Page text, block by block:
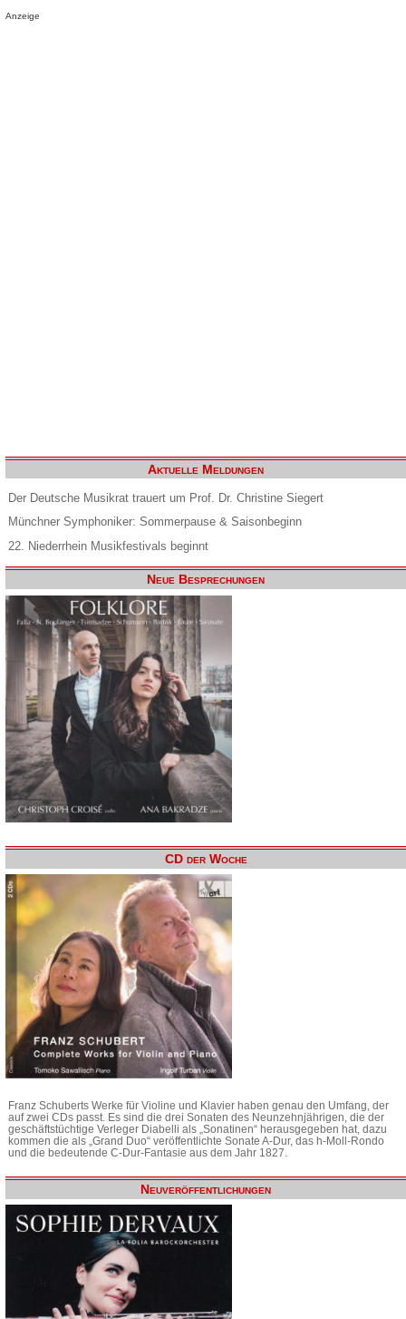
Anzeige
Aktuelle Meldungen
Der Deutsche Musikrat trauert um Prof. Dr. Christine Siegert
Münchner Symphoniker: Sommerpause & Saisonbeginn
22. Niederrhein Musikfestivals beginnt
Neue Besprechungen
CD der Woche
Franz Schuberts Werke für Violine und Klavier haben genau den Umfang, der
auf zwei CDs passt. Es sind die drei Sonaten des Neunzehnjährigen, die der
geschäftstüchtige Verleger Diabelli als „Sonatinen“ herausgegeben hat, dazu
kommen die als „Grand Duo“ veröffentlichte Sonate A-Dur, das h-Moll-Rondo
und die bedeutende C-Dur-Fantasie aus dem Jahr 1827.
Neuveröffentlichungen